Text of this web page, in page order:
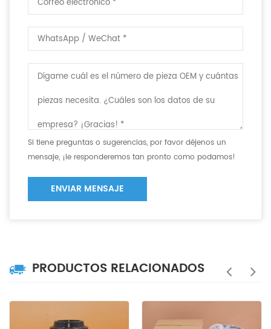
Si tiene preguntas o sugerencias, por favor déjenos un
mensaje, ¡le responderemos tan pronto como podamos!
ENVIAR MENSAJE
PRODUCTOS RELACIONADOS